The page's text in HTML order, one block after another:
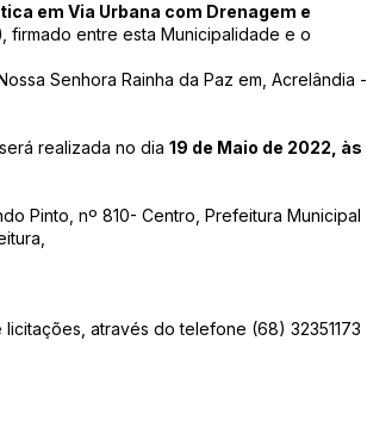
em Via Urbana com Drenagem e
, firmado entre esta Municipalidade e o
Senhora Rainha da Paz em, Acrelândia -
realizada no dia 19 de Maio de 2022, às
Pinto, nº 810- Centro, Prefeitura Municipal
através do telefone (68) 32351173